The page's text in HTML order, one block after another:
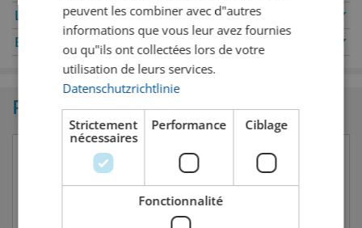
Lucerne
✔
Bâle
✔
Oerlikon
✔
Saint-Gall
✔
Produits similaires
peuvent les combiner avec d"autres
informations que vous leur avez fournies
ou qu"ils ont collectées lors de votre
utilisation de leurs services.
Datenschutzrichtlinie
Strictement
nécessaires
Performance Ciblage
Fonctionnalité